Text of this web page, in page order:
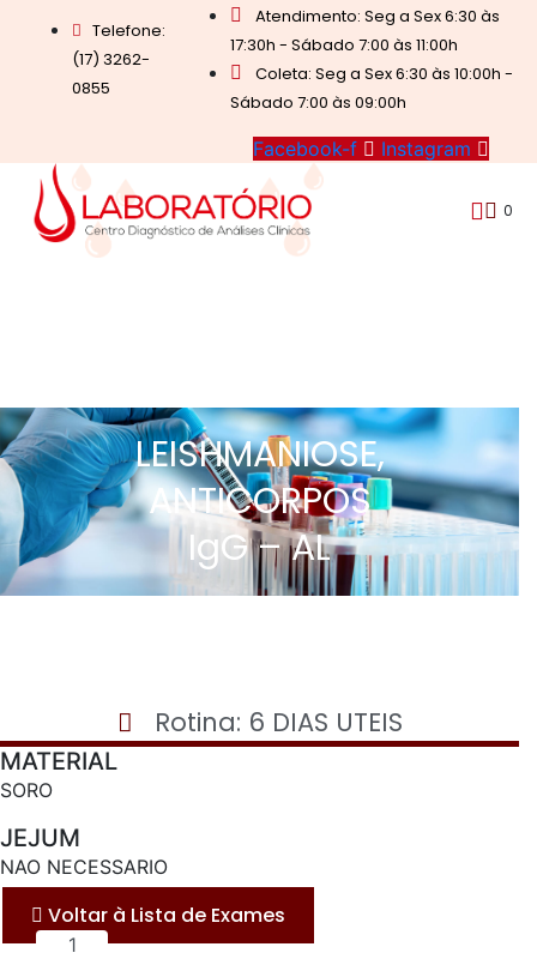
Telefone:
(17) 3262-
0855
Atendimento: Seg a Sex 6:30 às
17:30h - Sábado 7:00 às 11:00h
Coleta: Seg a Sex 6:30 às 10:00h -
Sábado 7:00 às 09:00h
Facebook-f Instagram
0
LEISHMANIOSE,
ANTICORPOS
IgG – AL
Rotina: 6 DIAS UTEIS
MATERIAL
SORO
JEJUM
NAO NECESSARIO
Voltar à Lista de Exames
LEISHMANIOSE,